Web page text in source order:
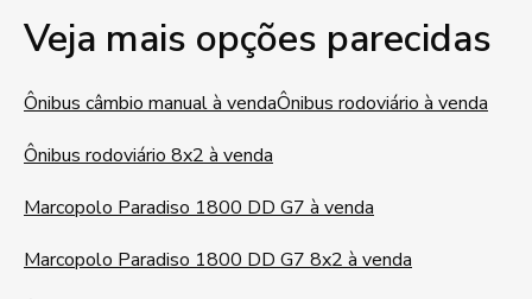
Veja mais opções parecidas
Ônibus câmbio manual à vendaÔnibus rodoviário à venda
Ônibus rodoviário 8x2 à venda
Marcopolo Paradiso 1800 DD G7 à venda
Marcopolo Paradiso 1800 DD G7 8x2 à venda